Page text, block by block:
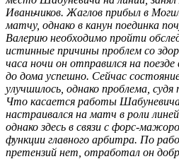
Иваньчиков. Жаглов прибыл в
матчу, однако в канун поединка
Валерию необходимо пройти
истинные причины проблем со
часа ночи он отправился на
до дома успешно. Сейчас
улучшилось, однако проблема,
Что касается работы
настраивался на матч в роли
однако здесь в связи с форс-
функции главного арбитра. По
претензий нет, отработал он